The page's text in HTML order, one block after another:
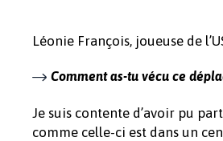
Léonie François, joueuse de
Comment as-tu vécu ce
Je suis contente d’avoir pu
comme celle-ci est dans un